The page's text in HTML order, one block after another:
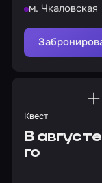
м. Чкаловская
Квест
В
го